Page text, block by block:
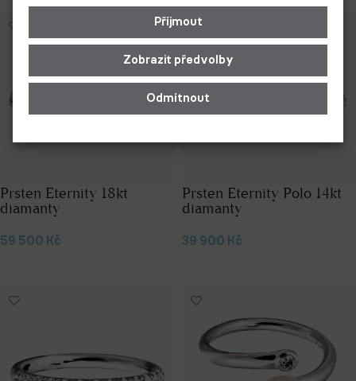
Příjmout
Odmítnout
Zobrazit předvolby
Prsten Eternity 18kt
diamanty
59 500 Kč
Prsten Eternity Polo 14kt
diamanty
39 900 Kč